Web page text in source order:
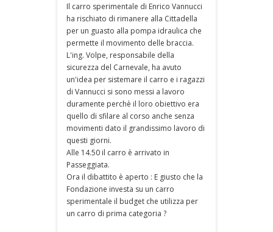
Il carro sperimentale di Enrico Vannucci
ha rischiato di rimanere alla Cittadella
per un guasto alla pompa idraulica che
permette il movimento delle braccia.
L'ing. Volpe, responsabile della
sicurezza del Carnevale, ha avuto
un'idea per sistemare il carro e i ragazzi
di Vannucci si sono messi a lavoro
duramente perchè il loro obiettivo era
quello di sfilare al corso anche senza
movimenti dato il grandissimo lavoro di
questi giorni.
Alle 14.50 il carro è arrivato in
Passeggiata.
Ora il dibattito è aperto : E giusto che la
Fondazione investa su un carro
sperimentale il budget che utilizza per
un carro di prima categoria ?